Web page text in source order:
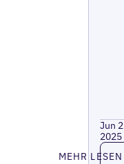
Jun
2025
MEHR LESEN